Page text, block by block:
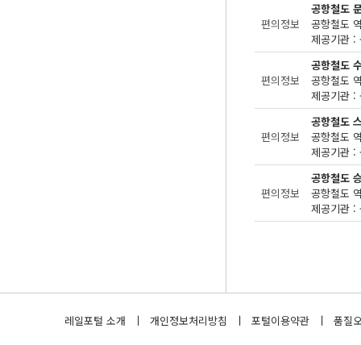
편의정보
공항철도
제공기관 :
편의정보
공항철도
제공기관 :
편의정보
공항철도
제공기관 :
편의정보
공항철도
제공기관 :
레일포털 소개 개인정보처리방침 포털이용약관 품질